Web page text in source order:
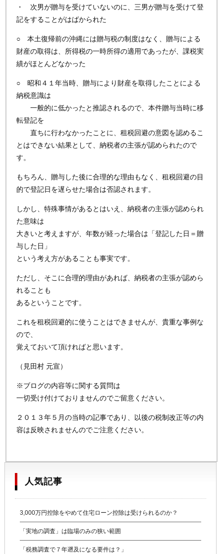
・ 次男が贈与を受けていないのに、三男が贈与を受けて登
記をすることがはばかられた
○ 本土復帰前の沖縄には贈与税の制度はなく、贈与による
財産の取得は、所得税の一時所得の適用であったが、課税実
績がほとんどなかった
○ 昭和４１年当時、贈与により財産を取得したことによる
納税意識は
一般的に低かったと推認されるので、本件贈与当時に移
転登記を
直ちに行わなかったことに、租税回避の意図を認めるこ
とはできない結果として、納税者の主張が認められたので
す。
もちろん、贈与した後に合理的な理由もなく、租税回避の目
的で登記日を遅らせた場合は否認されます。
しかし、特殊事情があるとはいえ、納税者の主張が認められ
た意味は
大きいと考えますが、年数が経った場合は「登記した日＝贈
与した日」
という考え方があることも事実です。
ただし、そこに合理的理由があれば、納税者の主張が認めら
れることも
あるということです。
これを租税回避的に使うことはできませんが、貴重な事例な
ので、
覚えておいて頂ければと思います。
（見田村 元宣）
※ブログの内容等に関する質問は
一切受け付けておりませんのでご留意ください。
２０１３年５月の当時の記事であり、以後の税制改正等の内
容は反映されませんのでご注意ください。
人気記事
3,000万円控除をやめて住宅ローン控除は受けられるのか？
「実地の調査」は臨場のみの狭い範囲
「税務調査で７年遡及になる要件は？」